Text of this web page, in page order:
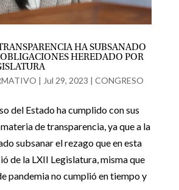
HA SUBSANADO
HEREDADO POR
| Jul 29, 2023 | CONGRESO
del Estado ha cumplido con sus
de transparencia, ya que a la
subsanar el rezago que en esta
de la LXII Legislatura, misma que
pandemia no cumplió en tiempo y